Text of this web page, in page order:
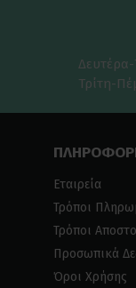
Τρίτη-
Εταιρεία
Τρόποι
Τρόποι
Προσωπικά
Όροι Χρήσης